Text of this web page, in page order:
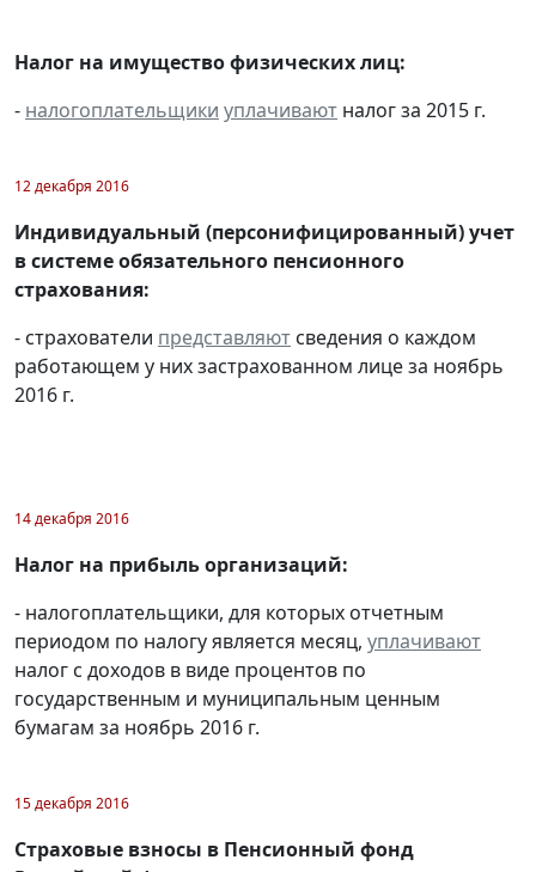
Налог на имущество физических лиц:
- налогоплательщики уплачивают налог за 2015 г.
12 декабря 2016
Индивидуальный (персонифицированный) учет
в системе обязательного пенсионного
страхования:
- страхователи представляют сведения о каждом
работающем у них застрахованном лице за ноябрь
2016 г.
14 декабря 2016
Налог на прибыль организаций:
- налогоплательщики, для которых отчетным
периодом по налогу является месяц, уплачивают
налог с доходов в виде процентов по
государственным и муниципальным ценным
бумагам за ноябрь 2016 г.
15 декабря 2016
Страховые взносы в Пенсионный фонд